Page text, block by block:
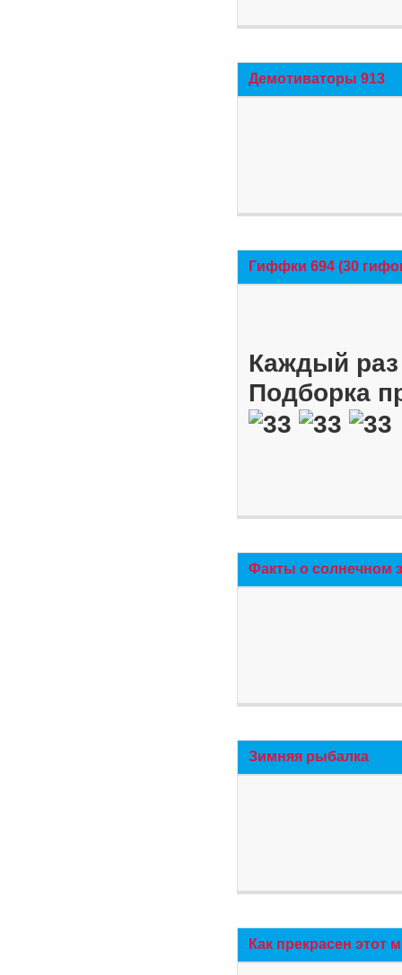
Демотиваторы 913
Гиффки 694 (30
Каждый
Подборка
Факты о солнечном
Зимняя рыбалка
Как прекрасен этот